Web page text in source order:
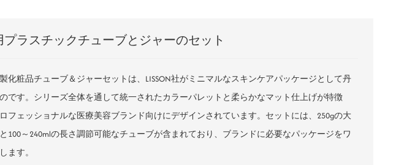
ไทย
Tiếng việt
中文
ラスチックチューブとジャーのセット
化粧品チューブ＆ジャーセットは、LISSON社がミニマルなスキンケアパッケージとして丹
です。シリーズ全体を通して統一されたカラーパレットと柔らかなマット仕上げが特徴
フェッショナルな医療美容ブランド向けにデザインされています。セットには、250gの大
100～240mlの長さ調節可能なチューブが含まれており、ブランドに必要なパッケージをワ
ます。